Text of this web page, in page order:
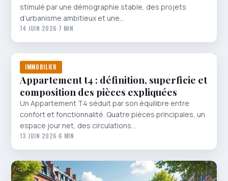
stimulé par une démographie stable, des projets
d’urbanisme ambitieux et une…
14 JUIN 2026·7 MIN
IMMOBILIER
Appartement t4 : définition, superficie et
composition des pièces expliquées
Un Appartement T4 séduit par son équilibre entre
confort et fonctionnalité. Quatre pièces principales, un
espace jour net, des circulations…
13 JUIN 2026·6 MIN